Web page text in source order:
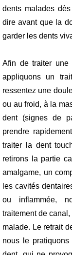
dents malades dès
dire avant que la
garder les dents
Afin de traiter une
appliquons un
ressentez une
ou au froid, à la
dent (signes de
prendre
traiter la dent
retirons la partie
amalgame, un
les cavités
ou inflammée,
traitement de
malade. Le retrait
nous le